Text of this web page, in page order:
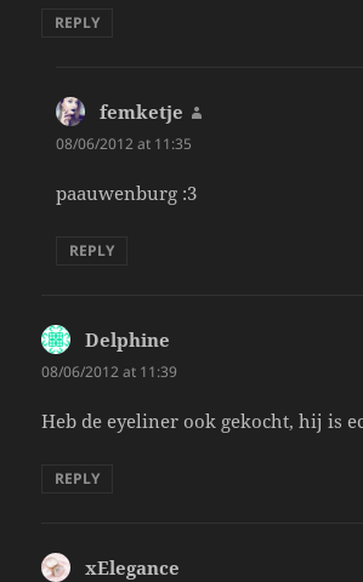
REPLY
femketje
08/06/2012 at 11:35
paauwenburg :3
REPLY
Delphine
08/06/2012 at 11:39
Heb de eyeliner ook gekocht, hij is
REPLY
xElegance